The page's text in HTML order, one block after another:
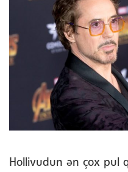
Hollivudun ən çox pul